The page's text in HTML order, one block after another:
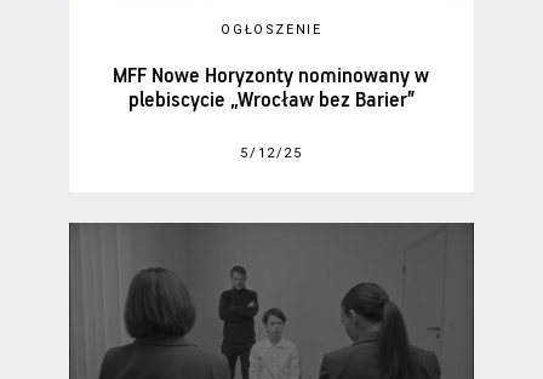
OGŁOSZENIE
MFF Nowe Horyzonty nominowany w
plebiscycie „Wrocław bez Barier”
5/12/25